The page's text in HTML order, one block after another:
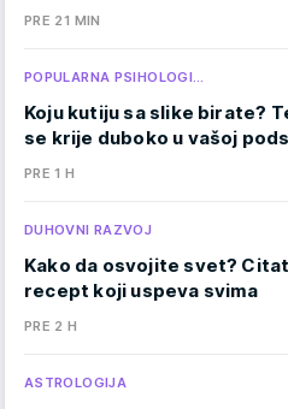
PRE 21 MIN
POPULARNA PSIHOLOGI…
Koju kutiju sa slike birate?
se krije duboko u vašoj
PRE 1 H
DUHOVNI RAZVOJ
Kako da osvojite svet?
recept koji uspeva svima
PRE 2 H
ASTROLOGIJA